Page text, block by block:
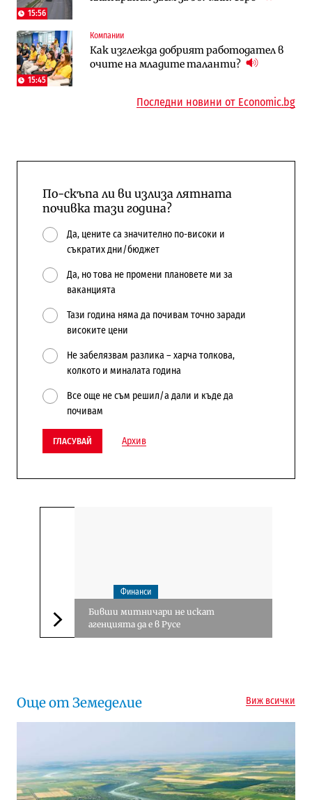
15:56
15:45
Компании
Как изглежда добрият работодател в
очите на младите таланти?
Последни дни с обозначаване на цените
в лева: Какво предстои?
А1 отново е лидер при технологичните
компании и системните интегратори
Последни новини от Economic.bg
По-скъпа ли ви излиза лятната
почивка тази година?
Да, цените са значително по-високи и
съкратих дни/бюджет
Да, но това не промени плановете ми за
ваканцията
Тази година няма да почивам точно заради
високите цени
Не забелязвам разлика – харча толкова,
колкото и миналата година
Все още не съм решил/а дали и къде да
почивам
ГЛАСУВАЙ Архив
Следваща новина
Финанси
Бивши митничари не искат
агенцията да е в Русе
Още от Земеделие Виж всички